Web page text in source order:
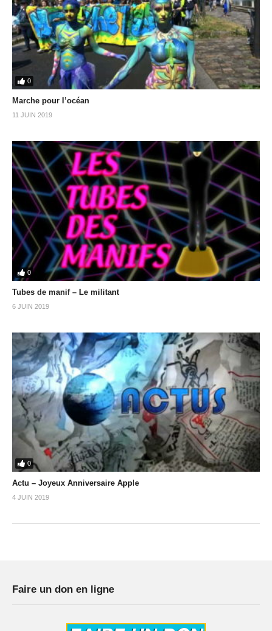
0
Marche pour l’océan
11 JUIN 2019
0
Tubes de manif – Le militant
6 JUIN 2019
0
Actu – Joyeux Anniversaire Apple
4 JUIN 2019
Faire un don en ligne